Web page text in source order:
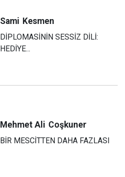
Sami Kesmen
DİPLOMASİNİN SESSİZ DİLİ:
HEDİYE...
Mehmet Ali Coşkuner
BİR MESCİTTEN DAHA FAZLASI